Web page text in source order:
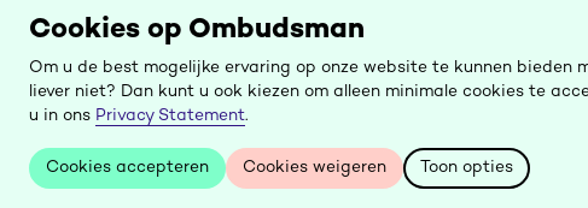
Cookies op Ombudsman
Om u de best mogelijke ervaring op onze website te kunnen
liever niet? Dan kunt u ook kiezen om alleen minimale cookies te
u in ons Privacy Statement.
Cookies accepteren
Cookies accepteren
Cookies weigeren
Cookies weigeren
Toon opties
Toon opties